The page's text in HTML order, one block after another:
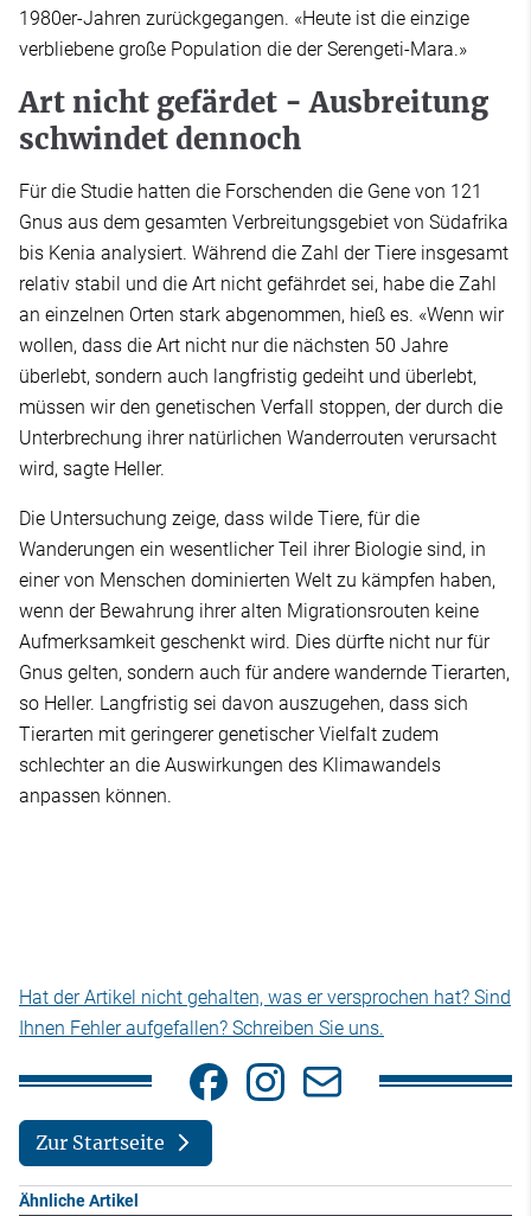
1980er-Jahren zurückgegangen. «Heute ist die einzige
verbliebene große Population die der Serengeti-Mara.»
Art nicht gefärdet - Ausbreitung
schwindet dennoch
Für die Studie hatten die Forschenden die Gene von 121
Gnus aus dem gesamten Verbreitungsgebiet von Südafrika
bis Kenia analysiert. Während die Zahl der Tiere insgesamt
relativ stabil und die Art nicht gefährdet sei, habe die Zahl
an einzelnen Orten stark abgenommen, hieß es. «Wenn wir
wollen, dass die Art nicht nur die nächsten 50 Jahre
überlebt, sondern auch langfristig gedeiht und überlebt,
müssen wir den genetischen Verfall stoppen, der durch die
Unterbrechung ihrer natürlichen Wanderrouten verursacht
wird, sagte Heller.
Die Untersuchung zeige, dass wilde Tiere, für die
Wanderungen ein wesentlicher Teil ihrer Biologie sind, in
einer von Menschen dominierten Welt zu kämpfen haben,
wenn der Bewahrung ihrer alten Migrationsrouten keine
Aufmerksamkeit geschenkt wird. Dies dürfte nicht nur für
Gnus gelten, sondern auch für andere wandernde Tierarten,
so Heller. Langfristig sei davon auszugehen, dass sich
Tierarten mit geringerer genetischer Vielfalt zudem
schlechter an die Auswirkungen des Klimawandels
anpassen können.
Hat der Artikel nicht gehalten, was er versprochen hat? Sind
Ihnen Fehler aufgefallen? Schreiben Sie uns.
Zur Startseite
Ähnliche Artikel